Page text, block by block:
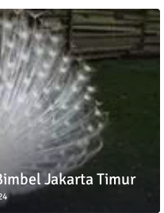
Jakarta Timur